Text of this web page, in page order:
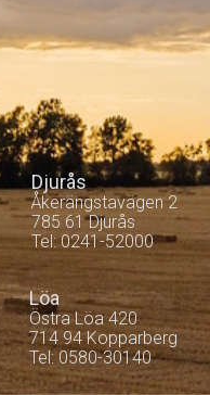
Djurås
Åkerängstavägen 2
785 61 Djurås
Tel: 0241-52000
Löa
Östra Löa 420
714 94 Kopparberg
Tel: 0580-30140